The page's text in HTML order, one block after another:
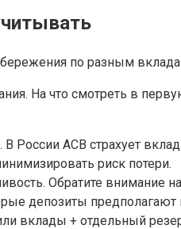
На что смотреть в
В России АСВ страхует
риск потери.
Обратите внимание
депозиты
вклады + отдельный